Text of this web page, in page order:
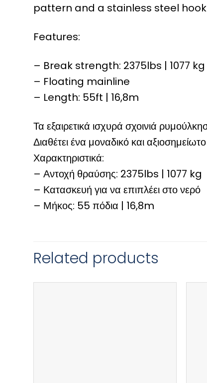
pattern and a stainless steel
Features:
– Break strength: 2375lbs | 1077 kg
– Floating mainline
– Length: 55ft | 16,8m
Τα εξαιρετικά ισχυρά σχοινιά
Διαθέτει ένα μοναδικό και
Χαρακτηριστικά:
– Αντοχή θραύσης: 2375lbs | 1077 kg
– Κατασκευή για να επιπλέει στο νερό
– Μήκος: 55 πόδια | 16,8m
Related products